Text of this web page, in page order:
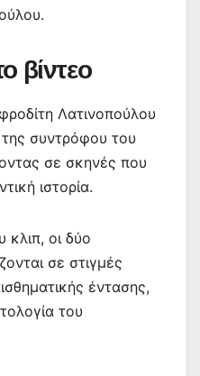
βίντεο
Λατινοπούλου
συντρόφου του
σε σκηνές που
ιστορία.
κλιπ, οι δύο
σε στιγμές
έντασης,
του